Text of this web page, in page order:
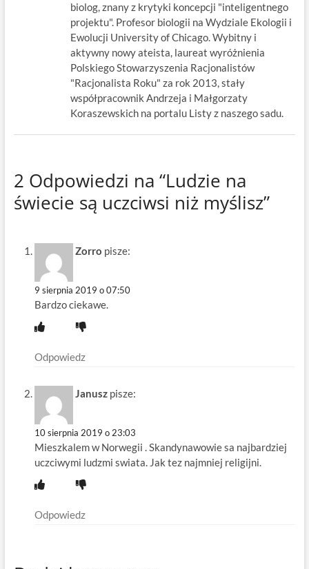
biolog, znany z krytyki koncepcji "inteligentnego
projektu". Profesor biologii na Wydziale Ekologii i
Ewolucji University of Chicago. Wybitny i
aktywny nowy ateista, laureat wyróżnienia
Polskiego Stowarzyszenia Racjonalistów
"Racjonalista Roku" za rok 2013, stały
współpracownik Andrzeja i Małgorzaty
Koraszewskich na portalu Listy z naszego sadu.
2 Odpowiedzi na “Ludzie na
świecie są uczciwsi niż myślisz”
Zorro pisze:
9 sierpnia 2019 o 07:50
Bardzo ciekawe.
Odpowiedz
Janusz pisze:
10 sierpnia 2019 o 23:03
Mieszkalem w Norwegii . Skandynawowie sa najbardziej
uczciwymi ludzmi swiata. Jak tez najmniej religijni.
Odpowiedz